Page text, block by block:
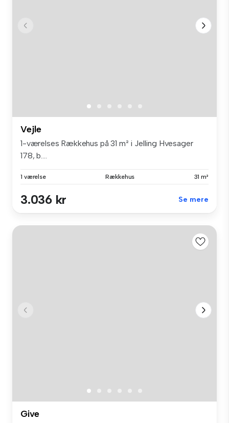
Vejle
1-værelses Rækkehus på 31 m² i Jelling Hvesager
178, b....
1 værelse Rækkehus 31 m²
3.036 kr Se mere
Give